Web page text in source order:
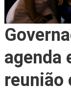
agenda
reunião